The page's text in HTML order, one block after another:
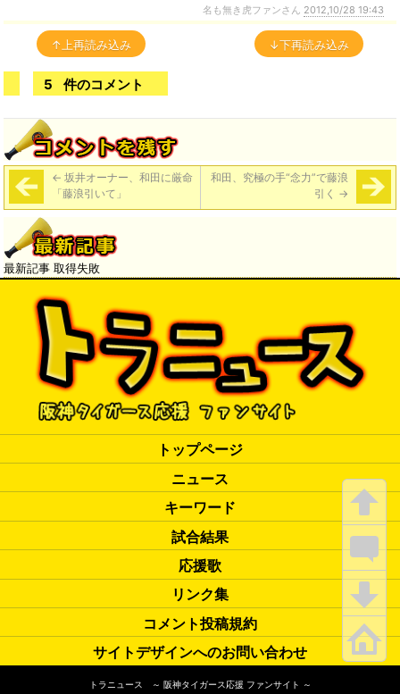
名も無き虎ファンさん 2012,10/28 19:43
↑上再読み込み ↓下再読み込み
5 件のコメント
← 坂井オーナー、和田に厳命
「藤浪引いて」
和田、究極の手“念力”で藤浪
引く →
最新記事 取得失敗
トップページ
ニュース
キーワード
試合結果
応援歌
リンク集
コメント投稿規約
サイトデザインへのお問い合わせ
トラニュース ～ 阪神タイガース応援 ファンサイト ～